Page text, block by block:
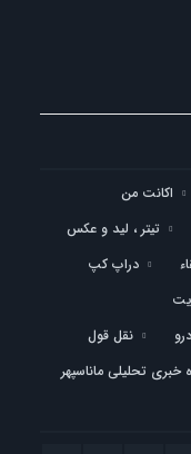
اکانت من
تیتر ، لید و عکس
دراپ کپ
نقل قول
خبری تحلیلی ماناسپهر